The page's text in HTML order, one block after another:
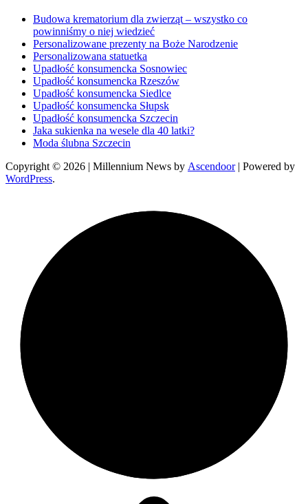
Budowa krematorium dla zwierząt – wszystko co
powinniśmy o niej wiedzieć
Personalizowane prezenty na Boże Narodzenie
Personalizowana statuetka
Upadłość konsumencka Sosnowiec
Upadłość konsumencka Rzeszów
Upadłość konsumencka Siedlce
Upadłość konsumencka Słupsk
Upadłość konsumencka Szczecin
Jaka sukienka na wesele dla 40 latki?
Moda ślubna Szczecin
Copyright © 2026 | Millennium News by Ascendoor| Powered by
WordPress.